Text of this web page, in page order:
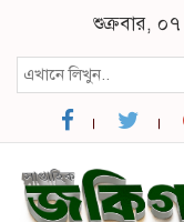
শুক্রবার,